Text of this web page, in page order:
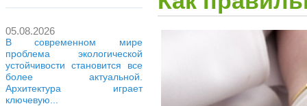
05.08.2026
В современном мире
проблема экологической
устойчивости становится все
более актуальной.
Архитектура играет
ключевую...